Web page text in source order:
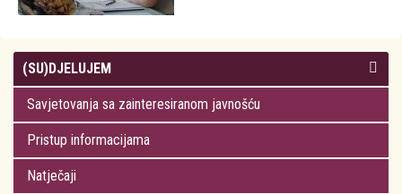
(SU)DJELUJEM
Savjetovanja sa zainteresiranom javnošću
Pristup informacijama
Natječaji